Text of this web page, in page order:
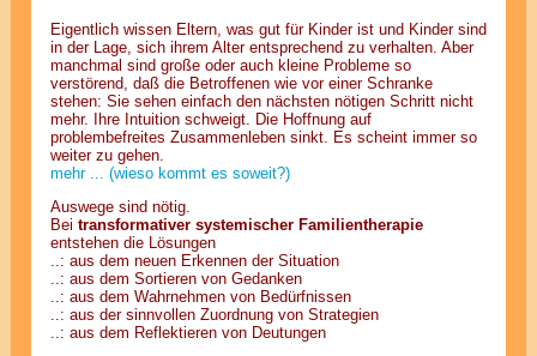
Eigentlich wissen Eltern, was gut für Kinder ist und Kinder sind
in der Lage, sich ihrem Alter entsprechend zu verhalten. Aber
manchmal sind große oder auch kleine Probleme so
verstörend, daß die Betroffenen wie vor einer Schranke
stehen: Sie sehen einfach den nächsten nötigen Schritt nicht
mehr. Ihre Intuition schweigt. Die Hoffnung auf
problembefreites Zusammenleben sinkt. Es scheint immer so
weiter zu gehen.
mehr ... (wieso kommt es soweit?)
Auswege sind nötig.
Bei transformativer systemischer Familientherapie
entstehen die Lösungen
..: aus dem neuen Erkennen der Situation
..: aus dem Sortieren von Gedanken
..: aus dem Wahrnehmen von Bedürfnissen
..: aus der sinnvollen Zuordnung von Strategien
..: aus dem Reflektieren von Deutungen